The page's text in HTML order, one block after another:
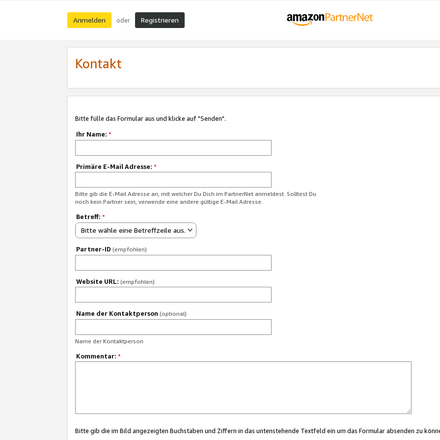
Anmelden oder Registrieren
Kontakt
Bitte fülle das Formular aus und klicke auf "Senden".
Ihr Name: *
Primäre E-Mail Adresse: *
Bitte gib die E-Mail Adresse an, mit welcher Du Dich im PartnerNet anmeldest. Solltest Du
noch kein Partner sein, verwende eine andere gültige E-Mail Adresse.
Betreff: *
Bitte wähle eine Betreffzeile aus.
Partner-ID (empfohlen)
Website URL: (empfohlen)
Name der Kontaktperson (optional)
Name der Kontaktperson
Kommentar: *
Bitte gib die im Bild angezeigten Buchstaben und Ziffern in das untenstehende Textfeld ein um das Formular absenden zu